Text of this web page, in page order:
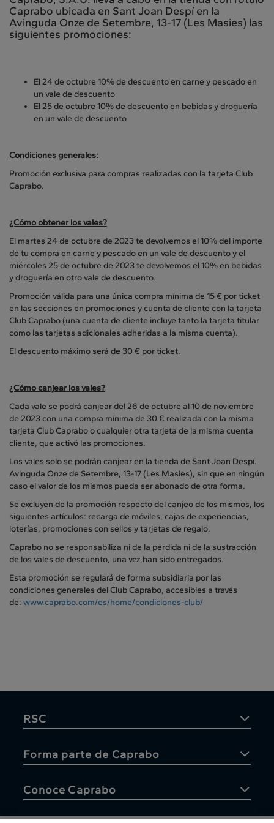
Caprabo ubicada en Sant Joan Despí en la
Avinguda Onze de Setembre, 13-17 (Les Masies) las
siguientes promociones:
El 24 de octubre 10% de descuento en carne y pescado en
un vale de descuento
El 25 de octubre 10% de descuento en bebidas y droguería
en un vale de descuento
Condiciones generales:
Promoción exclusiva para compras realizadas con la tarjeta Club
Caprabo.
¿Cómo obtener los vales?
El martes 24 de octubre de 2023 te devolvemos el 10% del importe
de tu compra en carne y pescado en un vale de descuento y el
miércoles 25 de octubre de 2023 te devolvemos el 10% en bebidas
y droguería en otro vale de descuento.
Promoción válida para una única compra mínima de 15 € por ticket
en las secciones en promociones y cuenta de cliente con la tarjeta
Club Caprabo (una cuenta de cliente incluye tanto la tarjeta titular
como las tarjetas adicionales adheridas a la misma cuenta).
El descuento máximo será de 30 € por ticket.
¿Cómo canjear los vales?
Cada vale se podrá canjear del 26 de octubre al 10 de noviembre
de 2023 con una compra mínima de 30 € realizada con la misma
tarjeta Club Caprabo o cualquier otra tarjeta de la misma cuenta
cliente, que activó las promociones.
Los vales solo se podrán canjear en la tienda de Sant Joan Despí.
Avinguda Onze de Setembre, 13-17 (Les Masies), sin que en ningún
caso el valor de los mismos pueda ser abonado de otra forma.
Se excluyen de la promoción respecto del canjeo de los mismos, los
siguientes artículos: recarga de móviles, cajas de experiencias,
loterías, promociones con sellos y tarjetas de regalo.
Caprabo no se responsabiliza ni de la pérdida ni de la sustracción
de los vales de descuento, una vez han sido entregados.
Esta promoción se regulará de forma subsidiaria por las
condiciones generales del Club Caprabo, accesibles a través
de: www.caprabo.com/es/home/condiciones-club/
RSC
Forma parte de Caprabo
Conoce Caprabo